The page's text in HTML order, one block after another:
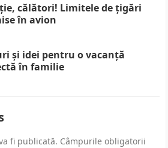
călători! Limitele de țigări
în avion
și idei pentru o vacanță
în familie
fi publicată. Câmpurile obligatorii